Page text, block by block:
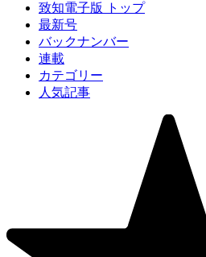
致知電子版 トップ
最新号
バックナンバー
連載
カテゴリー
人気記事